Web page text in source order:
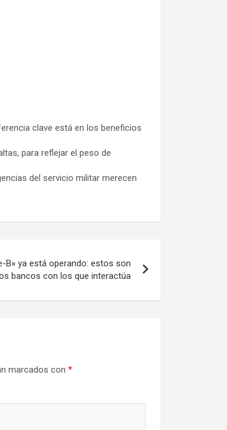
clave está en los beneficios
para reflejar el peso de
del servicio militar merecen
B» ya está operando: estos son
bancos con los que interactúa
marcados con *